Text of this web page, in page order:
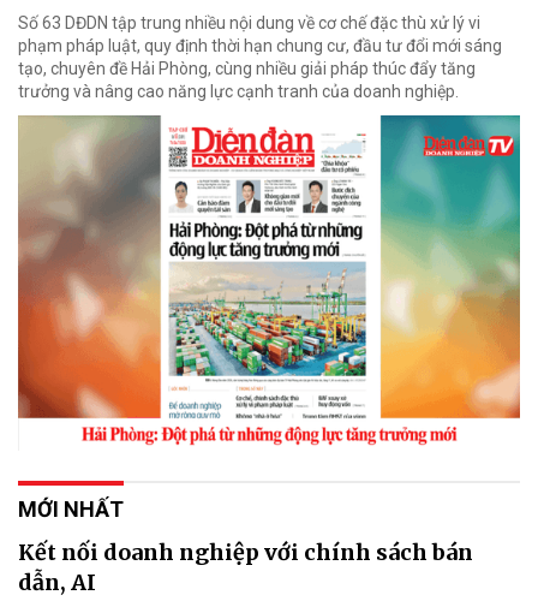
Số 63 DĐDN tập trung nhiều nội dung về cơ chế đặc thù xử lý vi
phạm pháp luật, quy định thời hạn chung cư, đầu tư đổi mới sáng
tạo, chuyên đề Hải Phòng, cùng nhiều giải pháp thúc đẩy tăng
trưởng và nâng cao năng lực cạnh tranh của doanh nghiệp.
MỚI NHẤT
Kết nối doanh nghiệp với chính sách bán
dẫn, AI